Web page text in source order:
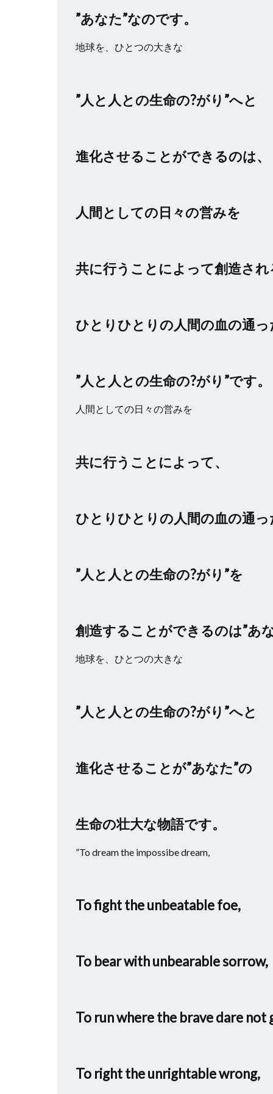
”あなた”なのです。
地球を、ひとつの大きな
”人と人との生命の?がり”へと
進化させることができるのは、
人間としての日々の営みを
共に行うことによって創造され
ひとりひとりの人間の血の通っ
”人と人との生命の?がり”です。
人間としての日々の営みを
共に行うことによって、
ひとりひとりの人間の血の通っ
”人と人との生命の?がり”を
創造することができるのは”あ
地球を、ひとつの大きな
”人と人との生命の?がり”へと
進化させることが”あなた”の
生命の壮大な物語です。
”To dream the impossibe dream,
To fight the unbeatable foe,
To bear with unbearable sorrow,
To run where the brave dare not
To right the unrightable wrong,